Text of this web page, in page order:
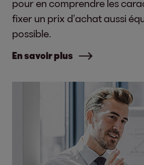
pour en comprendre les
fixer un prix d’achat aussi
possible.
En savoir plus